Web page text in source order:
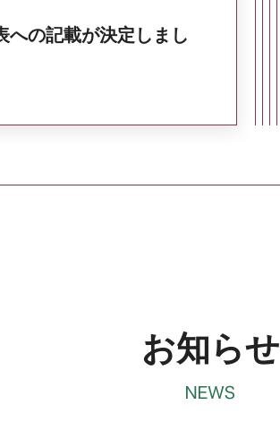
への記載が決定しまし
お知らせ